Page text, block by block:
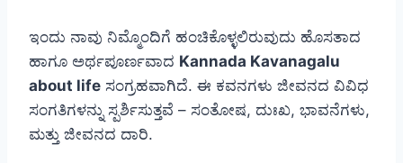
ಇಂದು ನಾವು ನಿಮ್ಮೊಂದಿಗೆ ಹಂಚಿಕೊಳ್ಳಲಿರುವುದು ಹೊಸತಾದ
ಹಾಗೂ ಅರ್ಥಪೂರ್ಣವಾದ Kannada Kavanagalu
about life ಸಂಗ್ರಹವಾಗಿದೆ. ಈ ಕವನಗಳು ಜೀವನದ ವಿವಿಧ
ಸಂಗತಿಗಳನ್ನು ಸ್ಪರ್ಶಿಸುತ್ತವೆ – ಸಂತೋಷ, ದುಃಖ, ಭಾವನೆಗಳು,
ಮತ್ತು ಜೀವನದ ದಾರಿ.